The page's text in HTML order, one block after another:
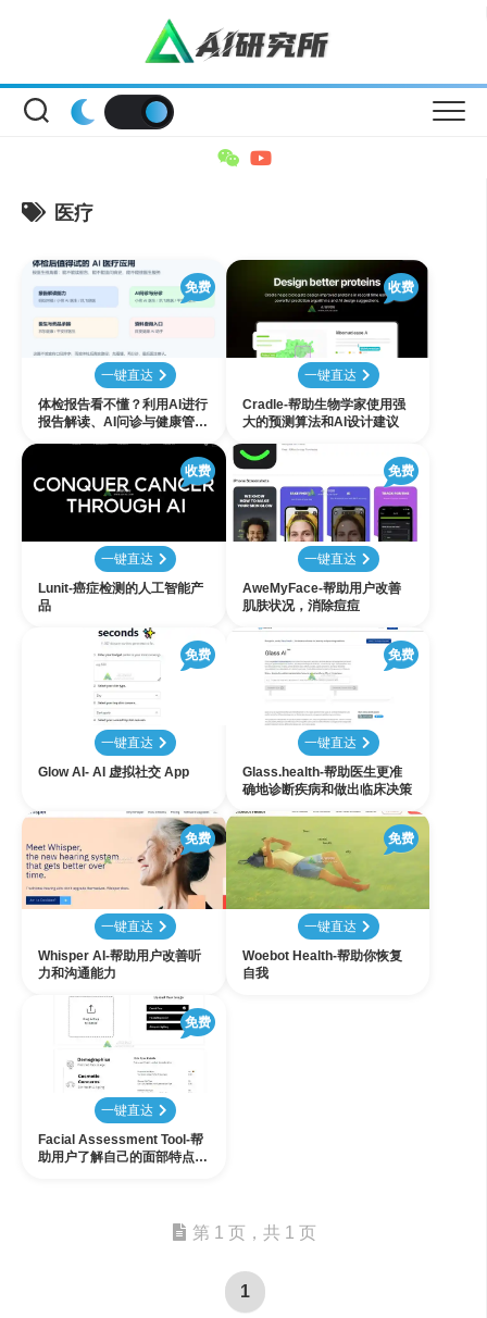
医疗
免费
一键直达
体检报告看不懂？利用AI进行
报告解读、AI问诊与健康管理
收费
一键直达
Cradle-帮助生物学家使用强
大的预测算法和AI设计建议
收费
一键直达
Lunit-癌症检测的人工智能产
品
免费
一键直达
AweMyFace-帮助用户改善
肌肤状况，消除痘痘
免费
一键直达
Glow AI- AI 虚拟社交 App
免费
一键直达
Glass.health-帮助医生更准
确地诊断疾病和做出临床决策
免费
一键直达
Whisper AI-帮助用户改善听
力和沟通能力
免费
一键直达
Woebot Health-帮助你恢复
自我
免费
一键直达
Facial Assessment Tool-帮
助用户了解自己的面部特点、
第 1 页，共 1 页
1